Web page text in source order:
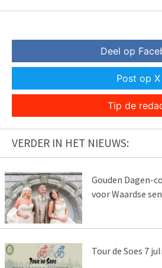
Deel op
Post op X
Tip de
VERDER IN HET NIEUWS:
Gouden Dagen-
voor Waardse
Tour de Soes 7